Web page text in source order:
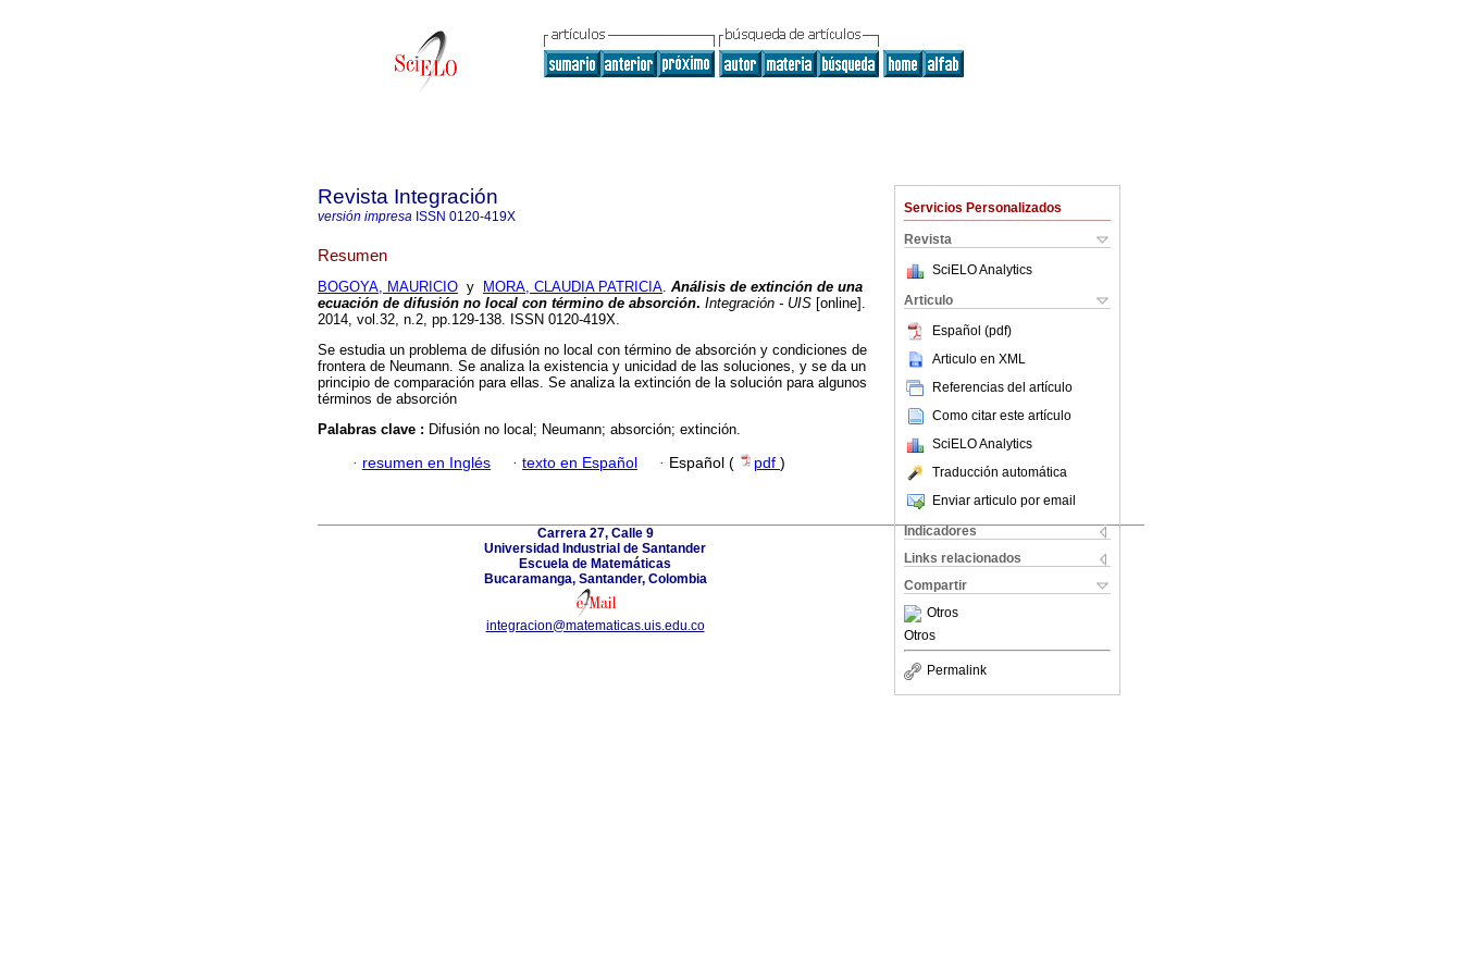
Servicios Personalizados
Revista
SciELO Analytics
Articulo
Español (pdf)
Articulo en XML
Referencias del artículo
Como citar este artículo
SciELO Analytics
Traducción automática
Enviar articulo por email
Indicadores
Links relacionados
Compartir
Otros
Otros
Permalink
Revista Integración
versión impresa ISSN 0120-419X
Resumen
BOGOYA, MAURICIO y MORA, CLAUDIA PATRICIA. Análisis de extinción de una
ecuación de difusión no local con término de absorción. Integración - UIS [online].
2014, vol.32, n.2, pp.129-138. ISSN 0120-419X.
Se estudia un problema de difusión no local con término de absorción y condiciones de
frontera de Neumann. Se analiza la existencia y unicidad de las soluciones, y se da un
principio de comparación para ellas. Se analiza la extinción de la solución para algunos
términos de absorción
Palabras clave : Difusión no local; Neumann; absorción; extinción.
· resumen en Inglés · texto en Español · Español ( pdf )
Carrera 27, Calle 9
Universidad Industrial de Santander
Escuela de Matemáticas
Bucaramanga, Santander, Colombia
integracion@matematicas.uis.edu.co